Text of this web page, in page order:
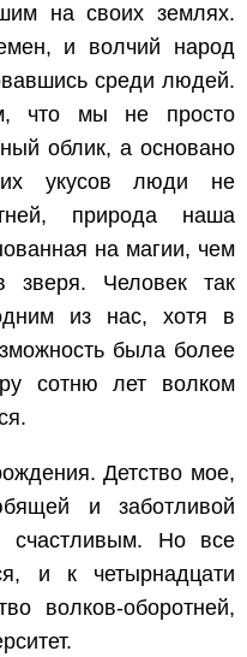
на своих землях.
и волчий народ
среди людей.
что мы не просто
облик, а основано
укусов люди не
природа наша
на магии, чем
зверя. Человек так
из нас, хотя в
была более
сотню лет волком
Детство мое,
и заботливой
Но все
и к четырнадцати
волков-оборотней,